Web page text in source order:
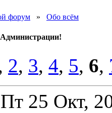
форум » Обо всём
Администрации!
2, 3, 4, 5, 6,
25 Окт,